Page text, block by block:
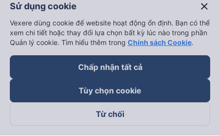
Theo dõi chúng tôi trên
Sử dụng cookie close
Vexere dùng cookie để website hoạt động ổn định. Bạn có thể
xem chi tiết hoặc thay đổi lựa chọn bất kỳ lúc nào trong phần
Quản lý cookie. Tìm hiểu thêm trong Chính sách Cookie.
Chấp nhận tất cả
Tùy chọn cookie
Từ chối